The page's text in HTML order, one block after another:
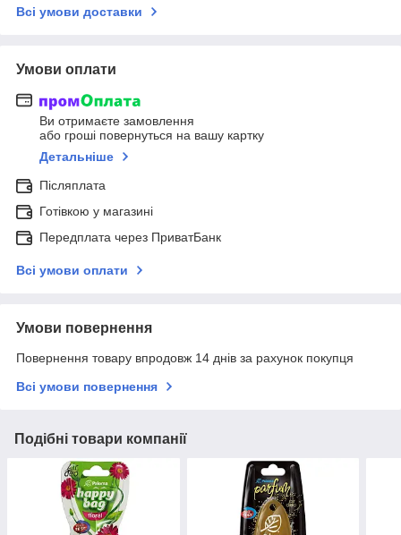
Всі умови доставки
Умови оплати
Ви отримаєте замовлення
або гроші повернуться на вашу картку
Детальніше
Післяплата
Готівкою у магазині
Передплата через ПриватБанк
Всі умови оплати
Умови повернення
Повернення товару впродовж 14 днів за рахунок покупця
Всі умови повернення
Подібні товари компанії